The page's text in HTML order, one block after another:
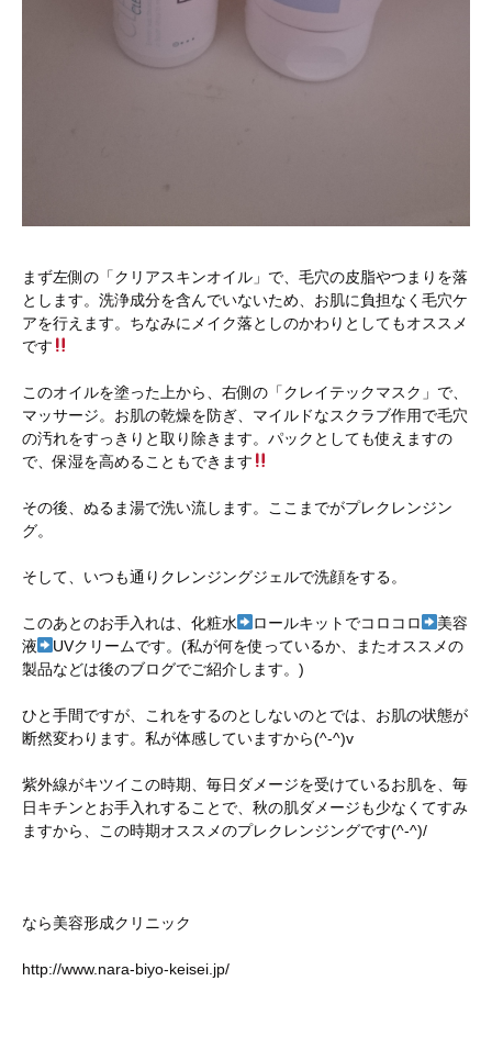
まず左側の「クリアスキンオイル」で、毛穴の皮脂やつまりを落
とします。洗浄成分を含んでいないため、お肌に負担なく毛穴ケ
アを行えます。ちなみにメイク落としのかわりとしてもオススメ
です
このオイルを塗った上から、右側の「クレイテックマスク」で、
マッサージ。お肌の乾燥を防ぎ、マイルドなスクラブ作用で毛穴
の汚れをすっきりと取り除きます。パックとしても使えますの
で、保湿を高めることもできます
その後、ぬるま湯で洗い流します。ここまでがプレクレンジン
グ。
そして、いつも通りクレンジングジェルで洗顔をする。
このあとのお手入れは、化粧水 ロールキットでコロコロ
美容
液
UVクリームです。(私が何を使っているか、またオススメの
製品などは後のブログでご紹介します。)
ひと手間ですが、これをするのとしないのとでは、お肌の状態が
断然変わります。私が体感していますから(^-^)v
紫外線がキツイこの時期、毎日ダメージを受けているお肌を、毎
日キチンとお手入れすることで、秋の肌ダメージも少なくてすみ
ますから、この時期オススメのプレクレンジングです(^-^)/
なら美容形成クリニック
http://www.nara-biyo-keisei.jp/